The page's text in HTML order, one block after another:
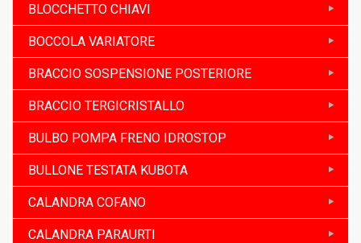
BLOCCHETTO CHIAVI
BOCCOLA VARIATORE
BRACCIO SOSPENSIONE POSTERIORE
BRACCIO TERGICRISTALLO
BULBO POMPA FRENO IDROSTOP
BULLONE TESTATA KUBOTA
CALANDRA COFANO
CALANDRA PARAURTI